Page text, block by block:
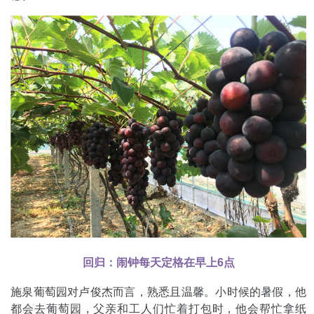
回归：闹钟每天定格在早上6点
施泉葡萄园对卢俊杰而言，熟悉且温馨。小时候的暑假，他
都会去葡萄园，父亲和工人们忙着打包时，他会帮忙拿纸